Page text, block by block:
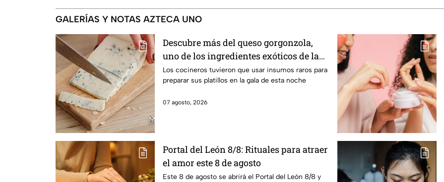
GALERÍAS Y NOTAS AZTECA UNO
Descubre más del queso gorgonzola,
uno de los ingredientes exóticos de la
gala de salvación de MasterChef 24/7
Los cocineros tuvieron que usar insumos raros para
preparar sus platillos en la gala de esta noche
07 agosto, 2026
Portal del León 8/8: Rituales para atraer
el amor este 8 de agosto
Este 8 de agosto se abrirá el Portal del León 8/8 y